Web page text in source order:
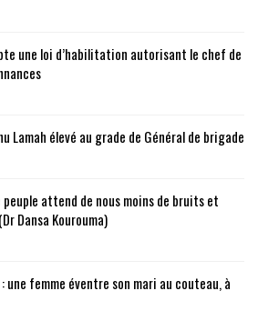
une loi d’habilitation autorisant le chef de
Lamah élevé au grade de Général de brigade
peuple attend de nous moins de bruits et
Dansa Kourouma)
une femme éventre son mari au couteau, à